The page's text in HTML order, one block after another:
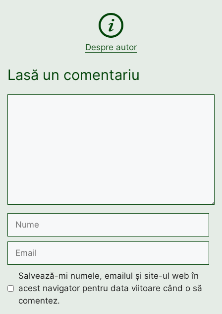
Despre autor
Lasă un comentariu
Salvează-mi numele, emailul și site-ul web în
acest navigator pentru data viitoare când o să
comentez.